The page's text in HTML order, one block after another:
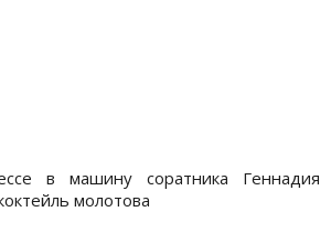
в машину соратника Геннадия
молотова